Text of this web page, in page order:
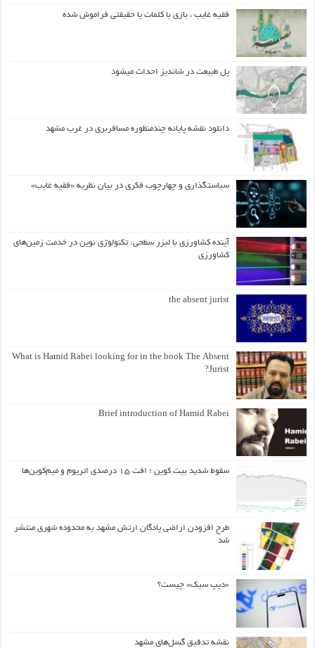
فقیه غایب ، بازی با کلمات یا حقیقتی فراموش شده
پل طبیعت در شاندیز احداث میشود
دانلود نقشه پایانه چندمنظوره مسافربری در غرب مشهد
سیاستگذاری و چهارچوب فکری در بیان نظریه «فقیه غایب»
آینده کشاورزی با لیزر سطحی: تکنولوژی نوین در خدمت زمین‌های
کشاورزی
the absent jurist
What is Hamid Rabei looking for in the book The Absent
Jurist?
Brief introduction of Hamid Rabei
سقوط شدید بیت کوین ؛ افت ۱۵ درصدی اتریوم و میم‌کوین‌ها
طرح افزودن اراضی پادگان ارتش مشهد به محدوده شهری منتشر
شد
«دیپ سیک» چیست؟
نقشه تدقیق گسل‌های مشهد